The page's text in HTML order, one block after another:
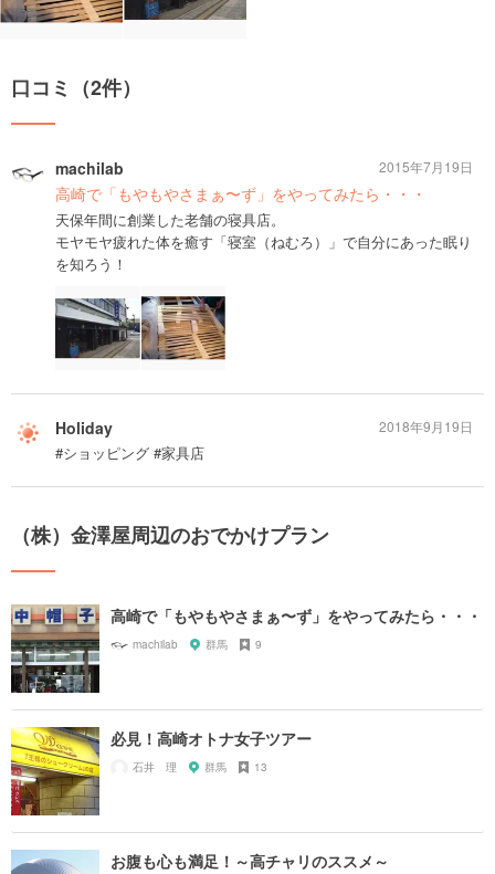
口コミ（2件）
machilab
高崎で「もやもやさまぁ〜ず」をやってみたら・・・
天保年間に創業した老舗の寝具店。
モヤモヤ疲れた体を癒す「寝室（ねむろ）」で自分にあった眠り
を知ろう！
2015年7月19日
Holiday
#ショッピング #家具店
2018年9月19日
（株）金澤屋周辺のおでかけプラン
高崎で「もやもやさまぁ〜ず」をやってみたら・・・
machilab 群馬 9
必見！高崎オトナ女子ツアー
石井 理 群馬 13
お腹も心も満足！～高チャリのススメ～